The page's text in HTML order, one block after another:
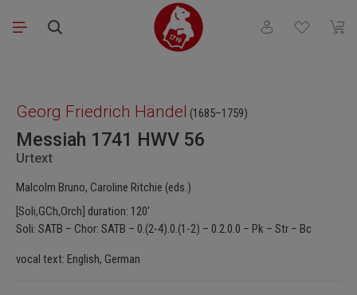
Skip to main content
You have 0
Georg Friedrich Händel (1685–1759)
Messiah 1741 HWV 56
Urtext
Malcolm Bruno, Caroline Ritchie (eds.)
[Soli,GCh,Orch] duration: 120'
Soli: SATB – Chor: SATB – 0.(2-4).0.(1-2) – 0.2.0.0 – Pk – Str – Bc
vocal text: English, German